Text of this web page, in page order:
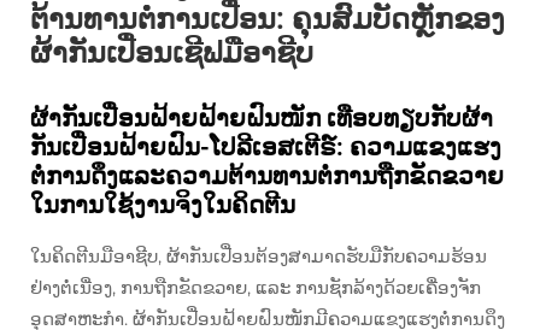
ຕ້ານທານຕໍ່ການເປື່ອນ: ຄຸນສົມບັດຫຼັກຂອງ
ຜ້າກັນເປື່ອນເຊີຟມືອາຊີບ
ຜ້າກັນເປື່ອນຝ້າຍຝ້າຍຝົນໜັກ ເທືອບທຽບກັບຜ້າ
ກັນເປື່ອນຝ້າຍຝົນ-ໂປລີເອສເຕີຣ໌: ຄວາມແຂງແຮງ
ຕໍ່ການດຶງແລະຄວາມຕ້ານທານຕໍ່ການຖືກຂັດຂວາຍ
ໃນການໃຊ້ງານຈິງໃນຄິດຕີນ
ໃນຄິດຕີນມືອາຊີບ, ຜ້າກັນເປື່ອນຕ້ອງສາມາດຮັບມືກັບຄວາມຮ້ອນ
ຢ່າງຕໍ່ເນື່ອງ, ການຖືກຂັດຂວາຍ, ແລະ ການຊັກລ້າງດ້ວຍເຄື່ອງຈັກ
ອຸດສາຫະກຳ. ຜ້າກັນເປື່ອນຝ້າຍຝົນໜັກມີຄວາມແຂງແຮງຕໍ່ການດຶງ